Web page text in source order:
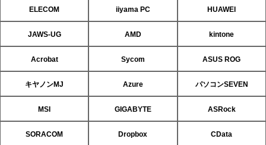
ELECOM iiyama PC HUAWEI
JAWS-UG AMD kintone
Acrobat Sycom ASUS ROG
キヤノンMJ Azure パソコンSEVEN
MSI GIGABYTE ASRock
SORACOM Dropbox CData